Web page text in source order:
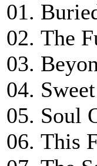
01.
02. The
03.
04.
05. Soul
06. This